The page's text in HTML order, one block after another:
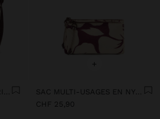
+
CHF 25,90